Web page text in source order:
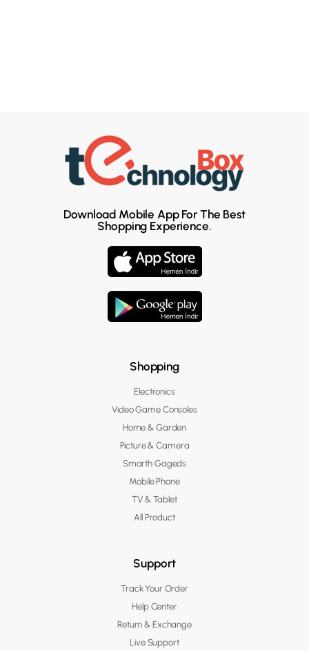
Download Mobile App For The Best
Shopping Experience.
Shopping
Electronics
Video Game Consoles
Home & Garden
Picture & Camera
Smarth Gageds
Mobile Phone
TV & Tablet
All Product
Support
Track Your Order
Help Center
Return & Exchange
Live Support